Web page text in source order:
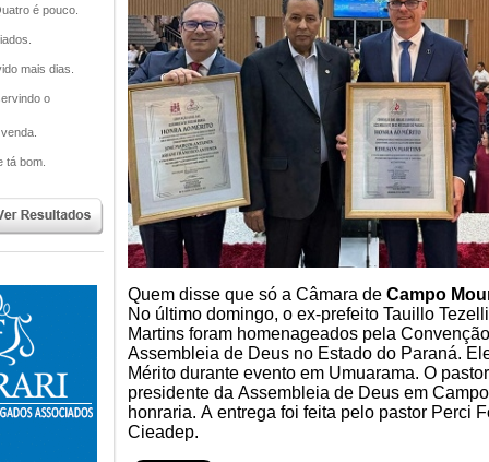
é pouco.
mais dias.
o
tá bom.
Quem disse que só a Câmara de Campo
No último domingo, o ex-prefeito Tauillo
Martins foram homenageados pela
Assembleia de Deus no Estado do Paraná.
Mérito durante evento em Umuarama. O
presidente da Assembleia de Deus em
honraria. A entrega foi feita pelo pastor Perci
Cieadep.